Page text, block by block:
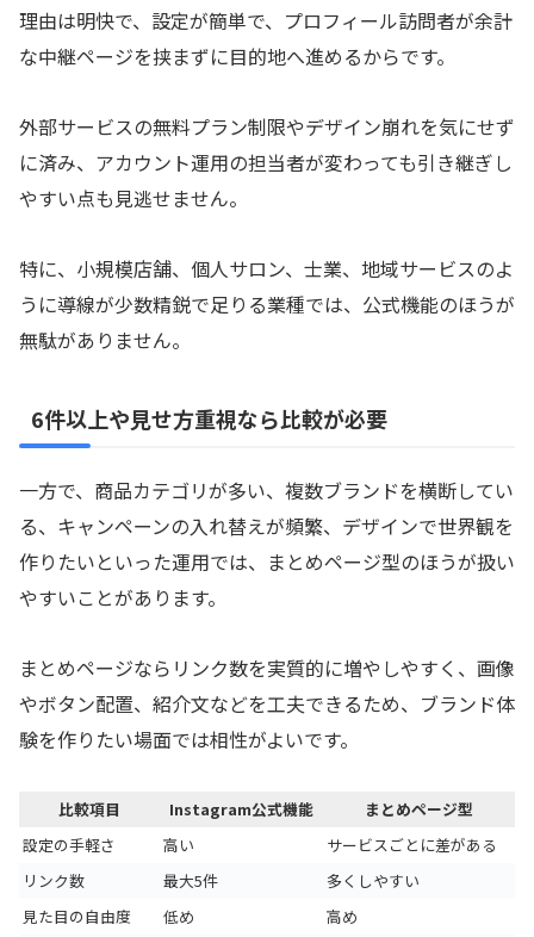
理由は明快で、設定が簡単で、プロフィール訪問者が余計
な中継ページを挟まずに目的地へ進めるからです。
外部サービスの無料プラン制限やデザイン崩れを気にせず
に済み、アカウント運用の担当者が変わっても引き継ぎし
やすい点も見逃せません。
特に、小規模店舗、個人サロン、士業、地域サービスのよ
うに導線が少数精鋭で足りる業種では、公式機能のほうが
無駄がありません。
6件以上や見せ方重視なら比較が必要
一方で、商品カテゴリが多い、複数ブランドを横断してい
る、キャンペーンの入れ替えが頻繁、デザインで世界観を
作りたいといった運用では、まとめページ型のほうが扱い
やすいことがあります。
まとめページならリンク数を実質的に増やしやすく、画像
やボタン配置、紹介文などを工夫できるため、ブランド体
験を作りたい場面では相性がよいです。
比較項目 Instagram公式機能
まとめページ型
設定の手軽さ
高い
サービスごとに差がある
リンク数
最大5件
多くしやすい
見た目の自由度
低め
高め